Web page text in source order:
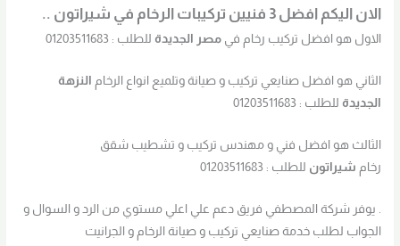
الان اليكم افضل 3 فنيين تركيبات الرخام في شيراتون ..
الاول هو افضل تركيب رخام فيمصر الجديدة للطلب : 01203511683
الثاني هو افضل صنايعي تركيب و صيانة وتلميع انواع الرخام النزهة
الجديدة للطلب : 01203511683
الثالث هو افضل فني و مهندس تركيب و تشطيب شقق
رخام شيراتون للطلب : 01203511683
. يوفر شركة المصطفي فريق دعم علي اعلي مستوي من الرد و السوال و
الجواب لطلب خدمة صنايعي تركيب و صيانة الرخام و الجرانيت